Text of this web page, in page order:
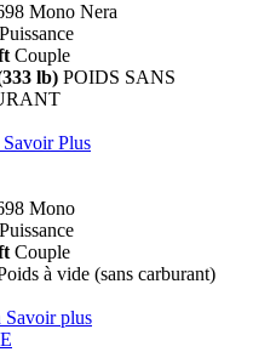
Mono Nera
Puissance
Couple
lb) POIDS SANS
Plus
Mono
Puissance
Couple
à vide (sans carburant)
Savoir plus